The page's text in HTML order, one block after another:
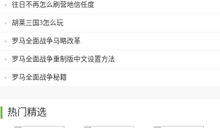
往日不再怎么刷营地信任度
胡莱三国3怎么玩
罗马全面战争马略改革
罗马全面战争重制版中文设置方法
罗马全面战争秘籍
热门精选